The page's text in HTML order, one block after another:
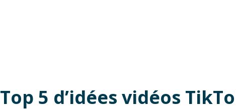
Top 5 d’idées vidéos